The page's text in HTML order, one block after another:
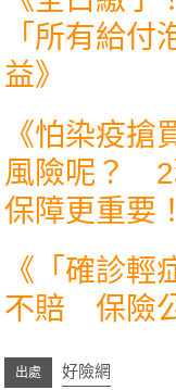
「所有給
益》
《怕染疫搶
風險呢？ 2
保障更重要！
《 「確診
不賠 保險
好險網